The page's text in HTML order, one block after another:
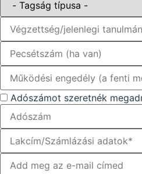
Adószámot szeretnék